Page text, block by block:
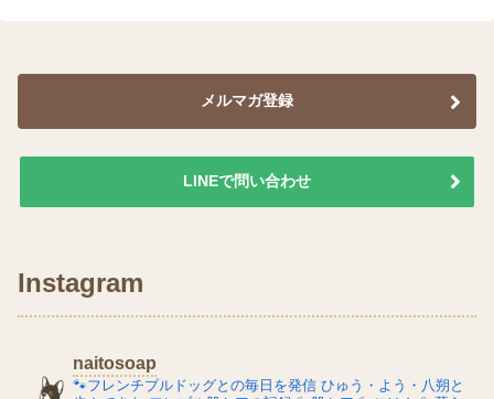
メルマガ登録
LINEで問い合わせ
Instagram
naitosoap
🐾フレンチブルドッグとの毎日を発信 ひゅう・よう・八朔と